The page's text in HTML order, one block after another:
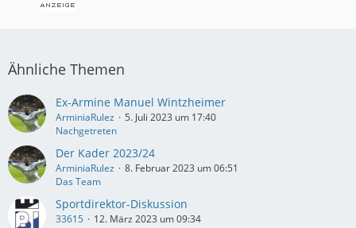
Ähnliche Themen
Ex-Armine Manuel Wintzheimer
ArminiaRulez
5. Juli 2023 um 17:40
Nachgetreten
Der Kader 2023/24
ArminiaRulez
8. Februar 2023 um 06:51
Das Team
Sportdirektor-Diskussion
33615
12. März 2023 um 09:34